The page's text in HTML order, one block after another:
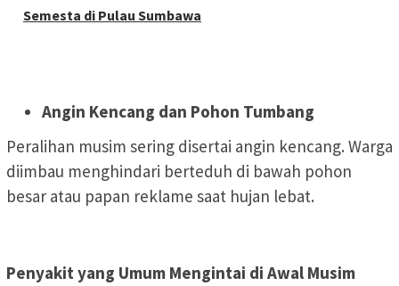
Semesta di Pulau Sumbawa
Angin Kencang dan Pohon Tumbang
Peralihan musim sering disertai angin kencang. Warga
diimbau menghindari berteduh di bawah pohon
besar atau papan reklame saat hujan lebat.
Penyakit yang Umum Mengintai di Awal Musim